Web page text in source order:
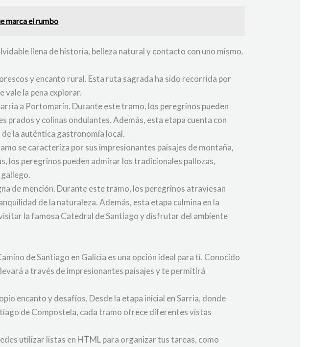
marca el rumbo
llena de historia, belleza natural y contacto con uno mismo.
y encanto rural. Esta ruta sagrada ha sido recorrida por
vale la pena explorar.
a Portomarín. Durante este tramo, los peregrinos pueden
prados y colinas ondulantes. Además, esta etapa cuenta con
la auténtica gastronomía local.
se caracteriza por sus impresionantes paisajes de montaña,
los peregrinos pueden admirar los tradicionales pallozas,
de mención. Durante este tramo, los peregrinos atraviesan
de la naturaleza. Además, esta etapa culmina en la
la famosa Catedral de Santiago y disfrutar del ambiente
de Santiago en Galicia es una opción ideal para ti. Conocido
a través de impresionantes paisajes y te permitirá
encanto y desafíos. Desde la etapa inicial en Sarria, donde
de Compostela, cada tramo ofrece diferentes vistas
utilizar listas en HTML para organizar tus tareas, como